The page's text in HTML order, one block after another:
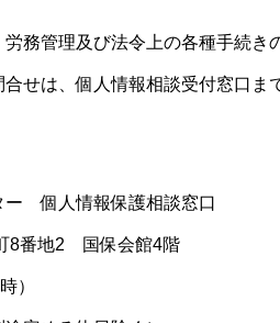
務管理及び法令上の各種手続き
せは、個人情報相談受付窓口ま
個人情報保護相談窓口
番地2 国保会館4階
）